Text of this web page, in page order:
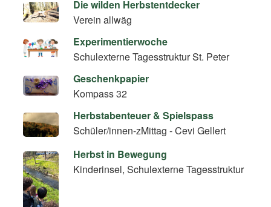
Die wilden Herbstentdecker
Verein allwäg
Experimentierwoche
Schulexterne Tagesstruktur St. Peter
Geschenkpapier
Kompass 32
Herbstabenteuer & Spielspass
Schüler/innen-zMittag - Cevi Gellert
Herbst in Bewegung
Kinderinsel, Schulexterne Tagesstruktur